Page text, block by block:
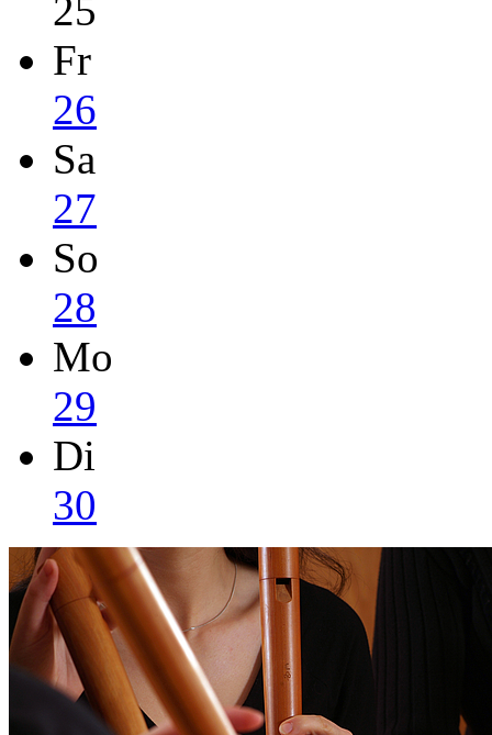
25
Fr
26
Sa
27
So
28
Mo
29
Di
30